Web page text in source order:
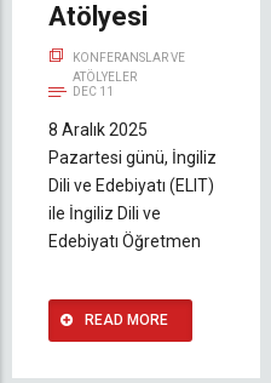
Atölyesi
KONFERANSLAR VE
ATÖLYELER
DEC 11
8 Aralık 2025
Pazartesi günü, İngiliz
Dili ve Edebiyatı (ELIT)
ile İngiliz Dili ve
Edebiyatı Öğretmen
READ MORE